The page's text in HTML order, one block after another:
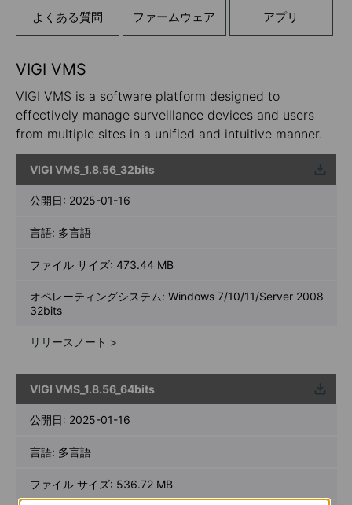
よくある質問 ファームウェア アプリ
VIGI VMS
VIGI VMS is a software platform designed to
effectively manage surveillance devices and users
from multiple sites in a unified and intuitive manner.
VIGI VMS_1.8.56_32bits
ウンロ
ード
公開日: 2025-01-16
言語: 多言語
ファイル サイズ: 473.44 MB
オペレーティングシステム: Windows 7/10/11/Server 2008
32bits
リリースノート >
VIGI VMS_1.8.56_64bits
ウンロ
ード
公開日: 2025-01-16
言語: 多言語
ファイル サイズ: 536.72 MB